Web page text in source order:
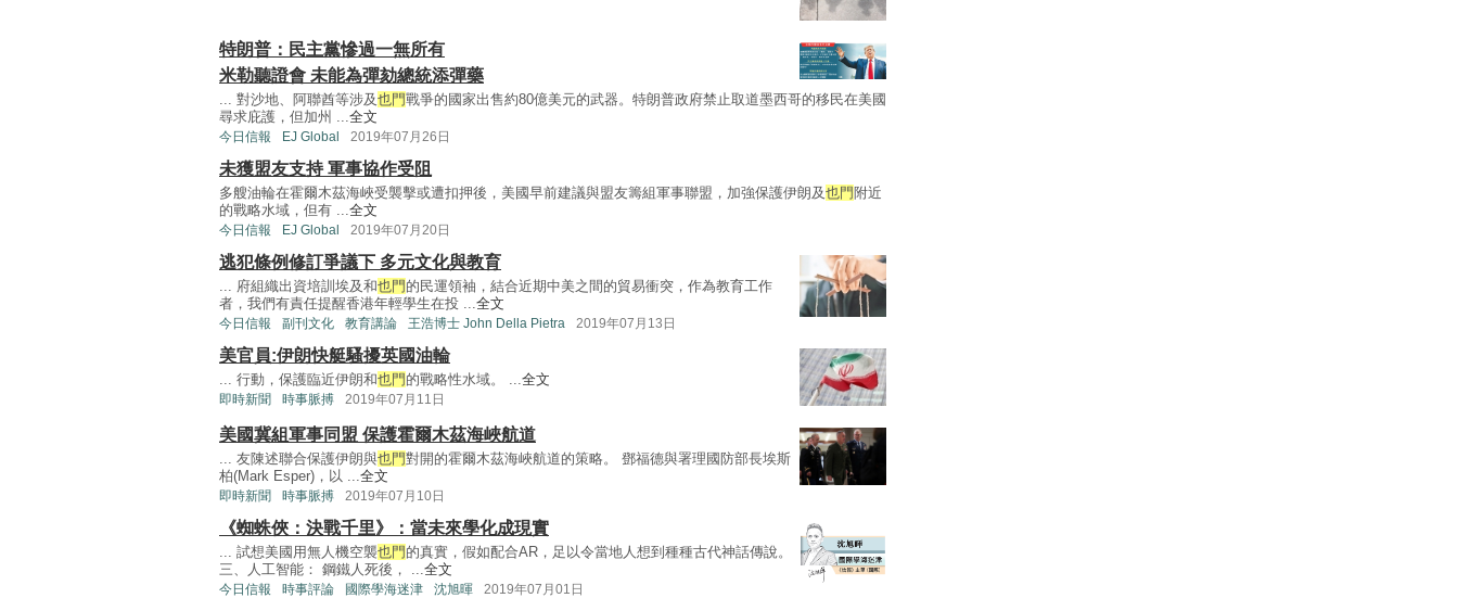
特朗普：民主黨慘過一無所有
米勒聽證會 未能為彈劾總統添彈藥
... 對沙地、阿聯酋等涉及也門戰爭的國家出售約80億美元的武器。特朗普政府禁止取道墨西哥的移民在美國
尋求庇護，但加州 ... 全文
今日信報 EJ Global 2019年07月26日
未獲盟友支持 軍事協作受阻
多艘油輪在霍爾木茲海峽受襲擊或遭扣押後，美國早前建議與盟友籌組軍事聯盟，加強保護伊朗及也門 附近
的戰略水域，但有 ... 全文
今日信報 EJ Global 2019年07月20日
逃犯條例修訂爭議下 多元文化與教育
... 府組織出資培訓埃及和也門 的民運領袖，結合近期中美之間的貿易衝突，作為教育工作
者，我們有責任提醒香港年輕學生在投 ... 全文
今日信報 副刊文化 教育講論 王浩博士 John Della Pietra 2019年07月13日
美官員:伊朗快艇騷擾英國油輪
... 行動，保護臨近伊朗和也門 的戰略性水域。 ... 全文
即時新聞 時事脈搏 2019年07月11日
美國冀組軍事同盟 保護霍爾木茲海峽航道
... 友陳述聯合保護伊朗與也門對開的霍爾木茲海峽航道的策略。 鄧福德與署理國防部長埃斯
柏(Mark Esper)，以 ... 全文
即時新聞 時事脈搏 2019年07月10日
《蜘蛛俠：決戰千里》：當未來學化成現實
... 試想美國用無人機空襲也門的真實，假如配合AR，足以令當地人想到種種古代神話傳說。
三、人工智能： 鋼鐵人死後， ... 全文
今日信報 時事評論 國際學海迷津 沈旭暉 2019年07月01日